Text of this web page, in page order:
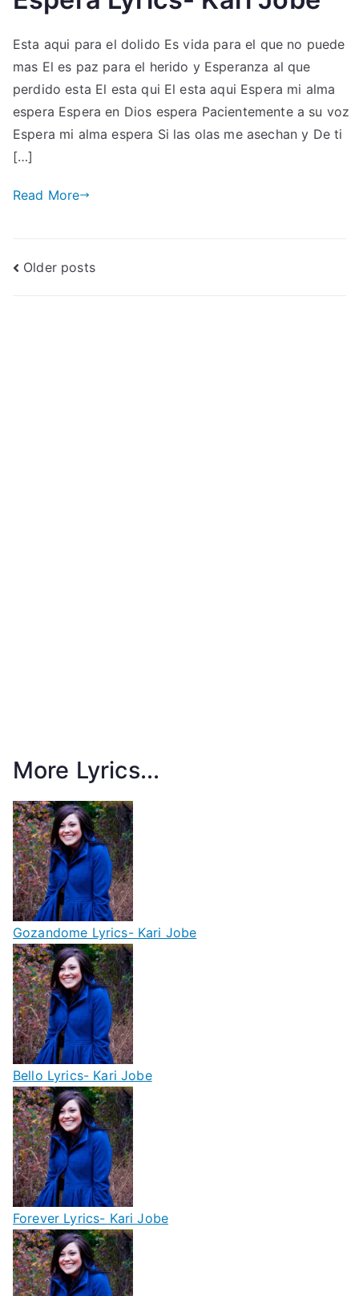
Esta aqui para el dolido Es vida para el que no puede
mas El es paz para el herido y Esperanza al que
perdido esta El esta qui El esta aqui Espera mi alma
espera Espera en Dios espera Pacientemente a su voz
Espera mi alma espera Si las olas me asechan y De ti
[…]
Read More
Posts
Older posts
More Lyrics...
Gozandome Lyrics- Kari Jobe
Bello Lyrics- Kari Jobe
Forever Lyrics- Kari Jobe